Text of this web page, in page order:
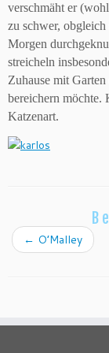
verschmäht er
zu schwer,
Morgen
streicheln
Zuhause mit
bereichern möchte.
Katzenart.
← O’Malley